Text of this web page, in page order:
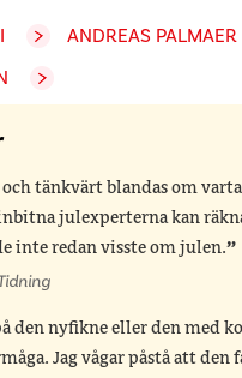
ANDREAS PALMAER
tänkvärt blandas om
julexperterna kan
inte redan visste om julen.
den nyfikne eller den med
Jag vågar påstå att den